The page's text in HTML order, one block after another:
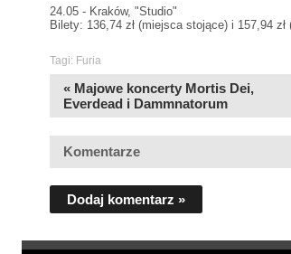
24.05 - Kraków, "Studio"
Bilety: 136,74 zł (miejsca stojące) i 157,94
Tagi: Furia
« Majowe koncerty Mortis Dei,
Everdead i Dammnatorum
Komentarze
Dodaj komentarz »